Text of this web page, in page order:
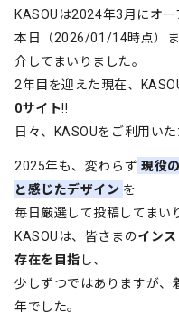
na
KASOUは2024年3月にオー
本日（2026/01/14時点）
介してまいりました。
2年目を迎えた現在、
0サイト!!
日々、KASOUをご利用い
2025年も、変わらず 現役
と感じたデザイン を
毎日厳選して投稿してまい
KASOUは、皆さまのイン
存在を目指 し、
少しずつではありますが、
年でした。